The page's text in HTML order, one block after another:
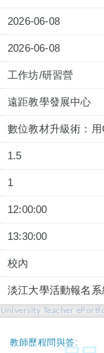
2026-06-08
2026-06-08
工作坊/研習營
遠距教學發展中心
數位教材升級術：
1.5
1
12:00:00
13:30:00
校內
淡江大學活動報名
University Teacher
教師歷程問與答: